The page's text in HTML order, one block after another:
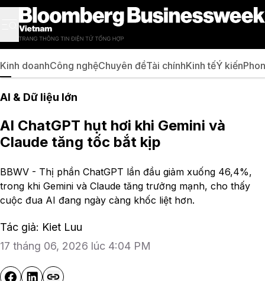
Kinh doanhCông nghệChuyên đềTài chínhKinh tếÝ kiến
AI & Dữ liệu lớn
AI ChatGPT hụt hơi khi Gemini và
Claude tăng tốc bắt kịp
BBWV - Thị phần ChatGPT lần đầu giảm xuống 46,4%,
trong khi Gemini và Claude tăng trưởng mạnh, cho thấy
cuộc đua AI đang ngày càng khốc liệt hơn.
Tác giả: Kiet Luu
17 tháng 06, 2026 lúc 4:04 PM